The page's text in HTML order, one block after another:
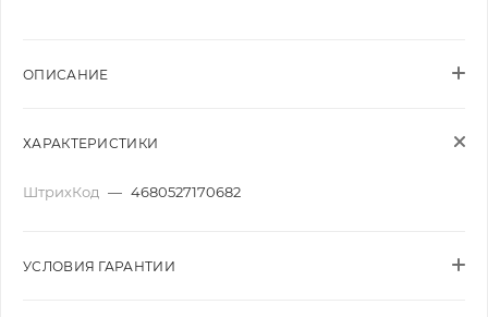
ОПИСАНИЕ
ХАРАКТЕРИСТИКИ
ШтрихКод — 4680527170682
УСЛОВИЯ ГАРАНТИИ